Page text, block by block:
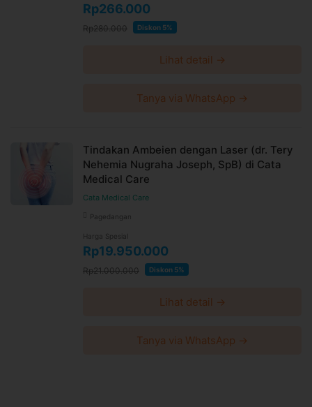
Rp266.000
Rp280.000 Diskon 5%
Lihat detail →
Tanya via WhatsApp →
Tindakan Ambeien dengan Laser (dr. Tery
Nehemia Nugraha Joseph, SpB) di Cata
Medical Care
Cata Medical Care
Pagedangan
Harga Spesial
Rp19.950.000
Rp21.000.000 Diskon 5%
Lihat detail →
Tanya via WhatsApp →